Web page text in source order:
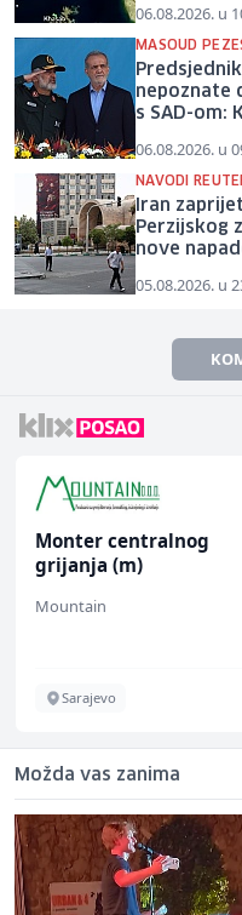
06.08.2026. u
MASOUD
nepoznate
s SAD-om:
06.08.2026. u
NAVODI
Iran
Perzijskog
nove
05.08.2026. u
Monter centralnog
grijanja (m)
Mountain
Sarajevo
Možda vas zanima